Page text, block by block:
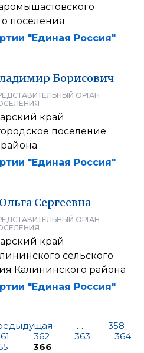
поселения
"Единая Россия"
Борисович
ОРГАН
край
поселение
"Единая Россия"
Ольга Сергеевна
ОРГАН
край
сельского
Калининского района
"Единая Россия"
…
358
362 363
364
366